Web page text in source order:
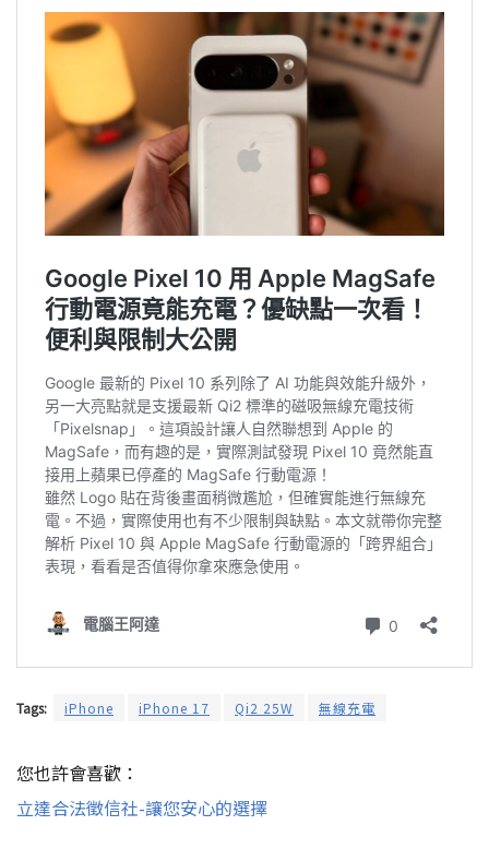
Tags: iPhone iPhone 17 Qi2 25W 無線充電
您也許會喜歡：
立達合法徵信社-讓您安心的選擇